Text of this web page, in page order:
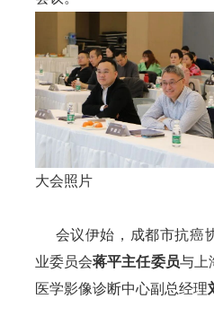
大会照片
会议伊始 ，成都市抗癌
业委员会蒋平主任委员与上
医学影像诊断中心副总经理